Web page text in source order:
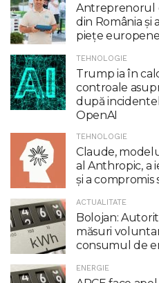
Antreprenorul
din România și
piețe europene
TEHNOLOGIE
Trump ia în
controale
după
OpenAI
TEHNOLOGIE
Claude,
al Anthropic, a
şi a
ACTUALITATE
Bolojan:
măsuri
consumul de
ENERGIE